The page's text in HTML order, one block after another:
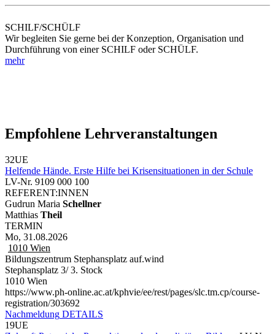
SCHILF/SCHÜLF
Wir begleiten Sie gerne bei der Konzeption, Organisation und
Durchführung von einer SCHILF oder SCHÜLF.
mehr
Empfohlene Lehrveranstaltungen
32UE
Helfende Hände. Erste Hilfe bei Krisensituationen in der Schule
LV-Nr. 9109 000 100
REFERENT:INNEN
Gudrun Maria Schellner
Matthias Theil
TERMIN
Mo, 31.08.2026
1010 Wien
Bildungszentrum Stephansplatz auf.wind
Stephansplatz 3/ 3. Stock
1010 Wien
https://www.ph-online.ac.at/kphvie/ee/rest/pages/slc.tm.cp/course-
registration/303692
Nachmeldung DETAILS
19UE